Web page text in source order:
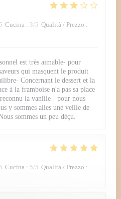
Cucina : 3/5 Qualità / Prezzo :
est très aimable- pour
qui masquent le produit
Concernant le dessert et la
à la framboise n'a pas sa place
la vanille - pour nous
y sommes alles une veille de
sommes un peu déçu.
Cucina : 5/5 Qualità / Prezzo :